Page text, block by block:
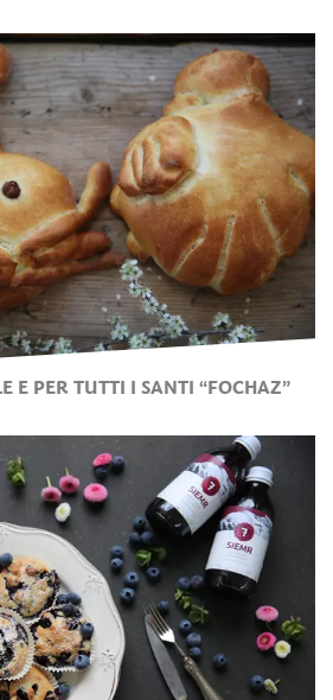
E PER TUTTI I SANTI “FOCHAZ”